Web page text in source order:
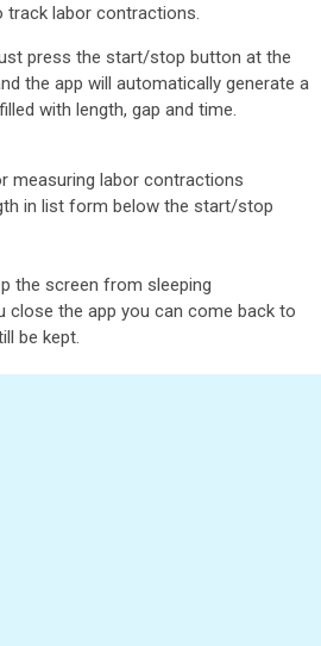
track labor contractions.
press the start/stop button at the
the app will automatically generate a
with length, gap and time.
measuring labor contractions
in list form below the start/stop
the screen from sleeping
close the app you can come back to
be kept.